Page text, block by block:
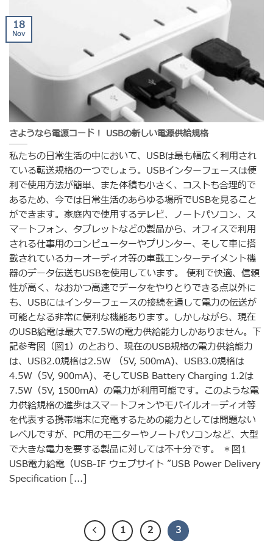
さようなら電源コード！ USBの新しい電源供給規格
私たちの日常生活の中において、USBは最も幅広く利用され
ている転送規格の一つでしょう。USBインターフェースは便
利で使用方法が簡単、また体積も小さく、コストも合理的で
あるため、今では日常生活のあらゆる場所でUSBを見ること
ができます。家庭内で使用するテレビ、ノートパソコン、ス
マートフォン、タブレットなどの製品から、オフィスで利用
される仕事用のコンピューターやプリンター、そして車に搭
載されているカーオーディオ等の車載エンターテイメント機
器のデータ伝送もUSBを使用しています。 便利で快適、信頼
性が高く、なおかつ高速でデータをやりとりできる点以外に
も、USBにはインターフェースの接続を通して電力の伝送が
可能となる非常に便利な機能あります。しかしながら、現在
のUSB給電は最大で7.5Wの電力供給能力しかありません。下
記参考図（図1）のとおり、現在のUSB規格の電力供給能力
は、USB2.0規格は2.5W （5V, 500mA)、USB3.0規格は
4.5W（5V, 900mA)、そしてUSB Battery Charging 1.2は
7.5W（5V, 1500mA）の電力が利用可能です。このような電
力供給規格の進歩はスマートフォンやモバイルオーディオ等
を代表する携帯端末に充電するための能力としては問題ない
レベルですが、PC用のモニターやノートパソコンなど、大型
で大きな電力を要する製品に対しては不十分です。 ＊図1
USB電力給電（USB-IF ウェブサイト ”USB Power Delivery
Specification [...]
18
Nov
1 2 3